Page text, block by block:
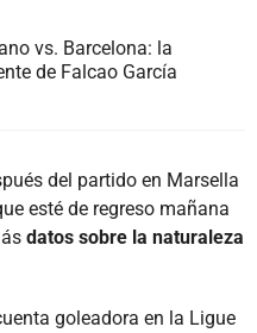
vs. Barcelona: la
de Falcao García
del partido en Marsella
esté de regreso mañana
datos sobre la naturaleza
goleadora en la Ligue